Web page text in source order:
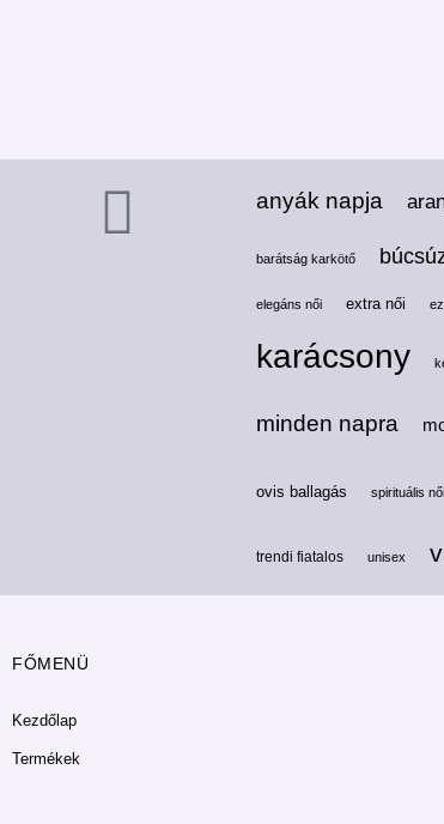
anyák napja
barátság karkötő
elegáns női extra női
karácsony
minden napra
ovis ballagás spirituális női
trendi fiatalos unisex
FŐMENÜ
Kezdőlap
Termékek